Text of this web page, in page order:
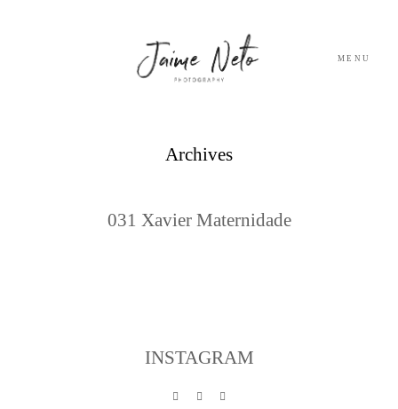
MENU
Archives
031 Xavier Maternidade
CONTACTOINSTAGRAM